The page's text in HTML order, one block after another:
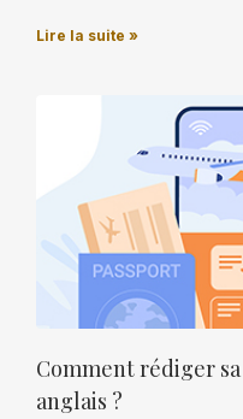
Lire la suite »
Comment rédiger
anglais ?